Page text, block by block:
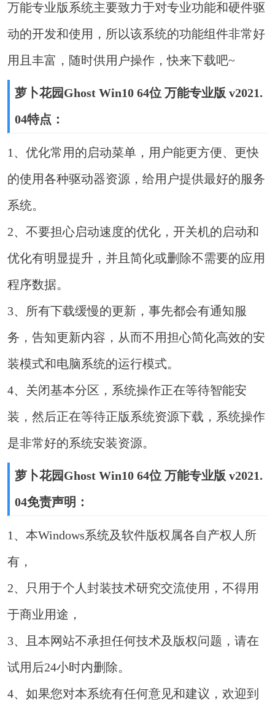
万能专业版系统主要致力于对专业功能和硬件驱
动的开发和使用，所以该系统的功能组件非常好
用且丰富，随时供用户操作，快来下载吧~
萝卜花园Ghost Win10 64位 万能专业版 v2021.
04特点：
1、优化常用的启动菜单，用户能更方便、更快
的使用各种驱动器资源，给用户提供最好的服务
系统。
2、不要担心启动速度的优化，开关机的启动和
优化有明显提升，并且简化或删除不需要的应用
程序数据。
3、所有下载缓慢的更新，事先都会有通知服
务，告知更新内容，从而不用担心简化高效的安
装模式和电脑系统的运行模式。
4、关闭基本分区，系统操作正在等待智能安
装，然后正在等待正版系统资源下载，系统操作
是非常好的系统安装资源。
萝卜花园Ghost Win10 64位 万能专业版 v2021.
04免责声明：
1、本Windows系统及软件版权属各自产权人所
有，
2、只用于个人封装技术研究交流使用，不得用
于商业用途，
3、且本网站不承担任何技术及版权问题，请在
试用后24小时内删除。
4、如果您对本系统有任何意见和建议，欢迎到